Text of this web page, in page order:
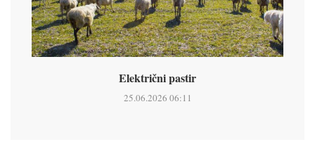
Električni pastir
25.06.2026 06:11